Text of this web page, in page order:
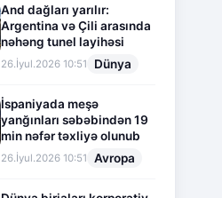
And dağları yarılır:
Argentina və Çili arasında
nəhəng tunel layihəsi
26.İyul.2026 10:51 Dünya
İspaniyada meşə
yanğınları səbəbindən 19
min nəfər təxliyə olunub
26.İyul.2026 10:51 Avropa